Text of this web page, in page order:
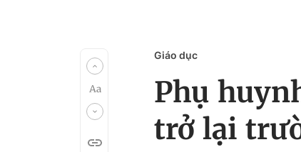
Giáo dục
Phụ
trở lại